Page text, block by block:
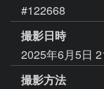
#122668
撮影日時
2025年6月5日
撮影方法